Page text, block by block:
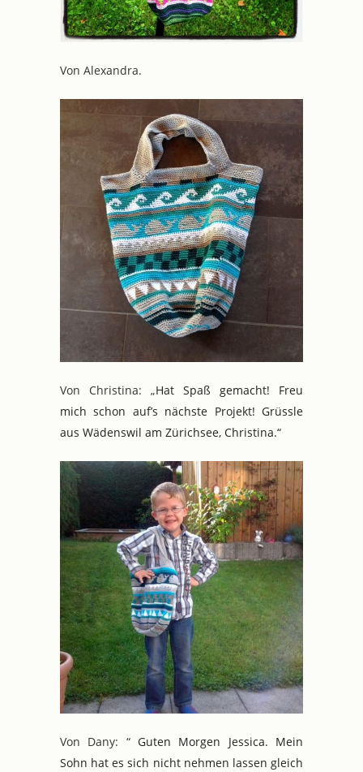
Von Alexandra.
Von Christina: „Hat Spaß gemacht! Freu
mich schon auf’s nächste Projekt! Grüssle
aus Wädenswil am Zürichsee, Christina.“
Von Dany: “ Guten Morgen Jessica. Mein
Sohn hat es sich nicht nehmen lassen gleich